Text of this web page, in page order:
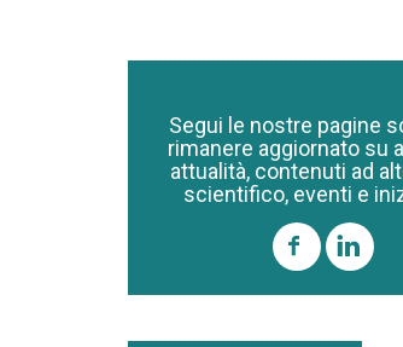
Segui le nostre pagine
rimanere aggiornato su
attualità, contenuti ad
scientifico, eventi e